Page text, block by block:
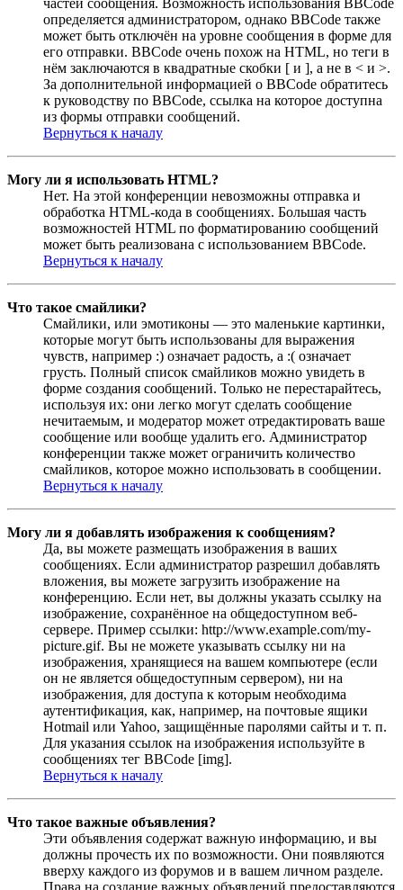
определяется администратором, однако BBCode также
может быть отключён на уровне сообщения в форме для
его отправки. BBCode очень похож на HTML, но теги в
нём заключаются в квадратные скобки [ и ], а не в < и >.
За дополнительной информацией о BBCode обратитесь
к руководству по BBCode, ссылка на которое доступна
из формы отправки сообщений.
Вернуться к началу
Могу ли я использовать HTML?
Нет. На этой конференции невозможны отправка и
обработка HTML-кода в сообщениях. Большая часть
возможностей HTML по форматированию сообщений
может быть реализована с использованием BBCode.
Вернуться к началу
Что такое смайлики?
Смайлики, или эмотиконы — это маленькие картинки,
которые могут быть использованы для выражения
чувств, например :) означает радость, а :( означает
грусть. Полный список смайликов можно увидеть в
форме создания сообщений. Только не перестарайтесь,
используя их: они легко могут сделать сообщение
нечитаемым, и модератор может отредактировать ваше
сообщение или вообще удалить его. Администратор
конференции также может ограничить количество
смайликов, которое можно использовать в сообщении.
Вернуться к началу
Могу ли я добавлять изображения к сообщениям?
Да, вы можете размещать изображения в ваших
сообщениях. Если администратор разрешил добавлять
вложения, вы можете загрузить изображение на
конференцию. Если нет, вы должны указать ссылку на
изображение, сохранённое на общедоступном веб-
сервере. Пример ссылки: http://www.example.com/my-
picture.gif. Вы не можете указывать ссылку ни на
изображения, хранящиеся на вашем компьютере (если
он не является общедоступным сервером), ни на
изображения, для доступа к которым необходима
аутентификация, как, например, на почтовые ящики
Hotmail или Yahoo, защищённые паролями сайты и т. п.
Для указания ссылок на изображения используйте в
сообщениях тег BBCode [img].
Вернуться к началу
Что такое важные объявления?
Эти объявления содержат важную информацию, и вы
должны прочесть их по возможности. Они появляются
вверху каждого из форумов и в вашем личном разделе.
Права на создание важных объявлений предоставляются